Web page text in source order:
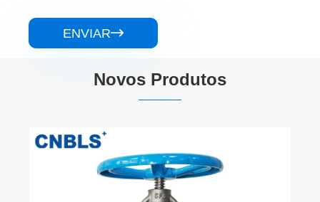
ENVIAR
Novos Produtos